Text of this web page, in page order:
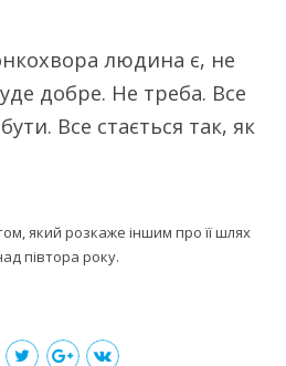
людина є, не
добре. Не треба. Все
Все стається так, як
який розкаже іншим про її шлях
півтора року.